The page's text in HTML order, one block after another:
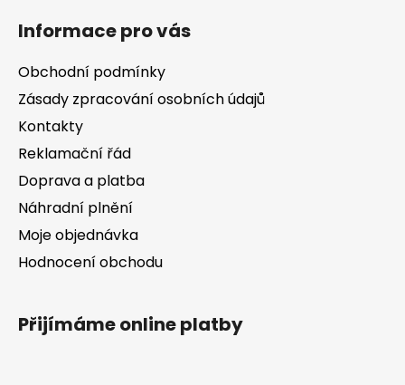
í
p
Informace pro vás
Obchodní podmínky
Zásady zpracování osobních údajů
Kontakty
Reklamační řád
Doprava a platba
Náhradní plnění
Moje objednávka
Hodnocení obchodu
Přijímáme online platby